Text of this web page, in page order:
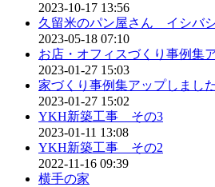
2023-10-17 13:56
久留米のパン屋さん イシバ
2023-05-18 07:10
お店・オフィスづくり事例集
2023-01-27 15:03
家づくり事例集アップしました
2023-01-27 15:02
YKH新築工事 その3
2023-01-11 13:08
YKH新築工事 その2
2022-11-16 09:39
横手の家